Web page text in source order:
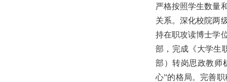
严格按照学生数量
关系。深化校院两
持在职攻读博士学
部，完成《大学生
部）转岗思政教师
心”的格局。完善